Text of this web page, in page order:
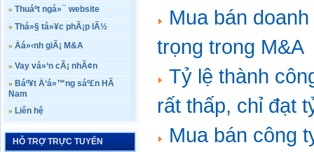
» Thuáº­t ngá»¯ website
» Thá»§ tá»¥c phÃ¡p lÃ½
» Äá»‹nh giÃ¡ M&A
» Vay vá»‘n cÃ¡ nhÃ¢n
» Báº¥t Ä‘á»™ng sáº£n HÃ
Nam
» Liên hệ
HỖ TRỢ TRỰC TUYẾN
Mua bán
trọng trong M&A
Tỷ lệ thành
rất thấp, chỉ đạt
Mua bán công